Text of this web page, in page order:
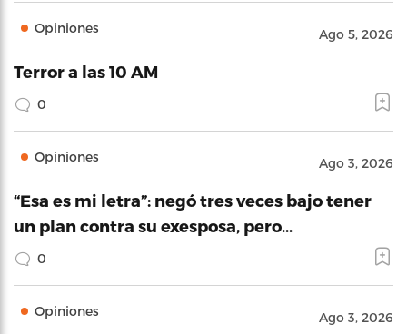
Opiniones Ago 5, 2026
Terror a las 10 AM
0
Opiniones Ago 3, 2026
“Esa es mi letra”: negó tres veces bajo tener
un plan contra su exesposa, pero…
0
Opiniones Ago 3, 2026